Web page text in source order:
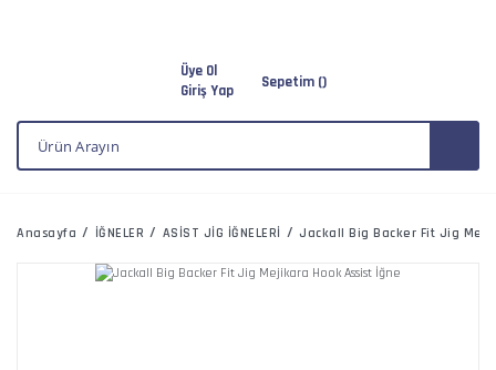
Üye Ol
Giriş Yap
Sepetim ()
Anasayfa İĞNELER ASİST JİG İĞNELERİ Jackall Big Backer Fit Jig